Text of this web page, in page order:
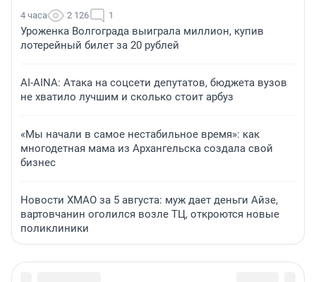
4 часа 2 126 1
Уроженка Волгограда выиграла миллион, купив
лотерейный билет за 20 рублей
AI-AINA: Атака на соцсети депутатов, бюджета вузов
не хватило лучшим и сколько стоит арбуз
«Мы начали в самое нестабильное время»: как
многодетная мама из Архангельска создала свой
бизнес
Новости ХМАО за 5 августа: муж дает деньги Айзе,
вартовчанин оголился возле ТЦ, откроются новые
поликлиники